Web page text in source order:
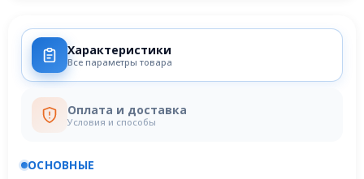
Характеристики
Все параметры товара
Оплата и доставка
Условия и способы
ОСНОВНЫЕ